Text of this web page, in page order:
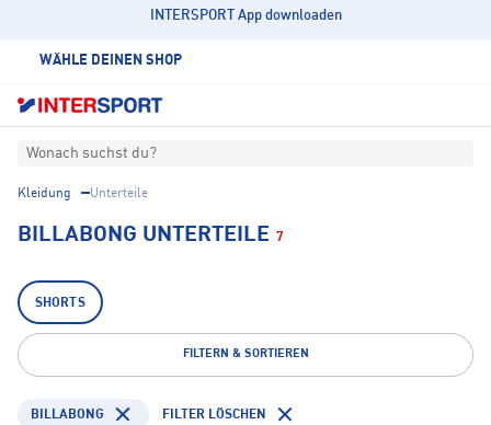
INTERSPORT App downloaden
WÄHLE DEINEN SHOP
Wonach suchst du?
Kleidung Unterteile
BILLABONG UNTERTEILE 7
SHORTS
FILTERN & SORTIEREN
BILLABONG FILTER LÖSCHEN